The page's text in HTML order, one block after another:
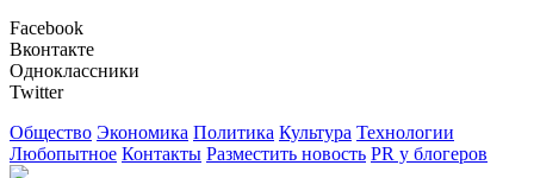
Facebook
Вконтакте
Одноклассники
Twitter
Общество Экономика Политика Культура Технологии
Любопытное Контакты Разместить новость PR у блогеров